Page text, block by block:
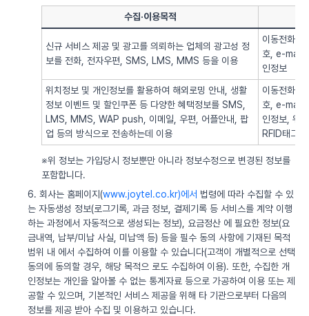
수집·이용목적
신규 서비스 제공 및 광고를 의뢰하는 업체의 광고성 정
보를 전화, 전자우편, SMS, LMS, MMS 등을 이용
이동전화번
호, e-mail,
인정보
위치정보 및 개인정보를 활용하여 해외로밍 안내, 생활
정보 이벤트 및 할인쿠폰 등 다양한 혜택정보를 SMS,
LMS, MMS, WAP push, 이메일, 우편, 어플안내, 팝
업 등의 방식으로 전송하는데 이용
이동전화번
호, e-mail,
인정보, 위
RFID태그
※위 정보는 가입당시 정보뿐만 아니라 정보수정으로 변경된 정보를
포함합니다.
6. 회사는 홈페이지(www.joytel.co.kr)에서 법령에 따라 수집할 수 있
는 자동생성 정보(로그기록, 과금 정보, 결제기록 등 서비스를 계약 이행
하는 과정에서 자동적으로 생성되는 정보), 요금정산 에 필요한 정보(요
금내역, 납부/미납 사실, 미납액 등) 등을 필수 동의 사항에 기재된 목적
범위 내 에서 수집하여 이를 이용할 수 있습니다(고객이 개별적으로 선택
동의에 동의할 경우, 해당 목적으 로도 수집하여 이용). 또한, 수집한 개
인정보는 개인을 알아볼 수 없는 통계자료 등으로 가공하여 이용 또는 제
공할 수 있으며, 기본적인 서비스 제공을 위해 타 기관으로부터 다음의
정보를 제공 받아 수집 및 이용하고 있습니다.